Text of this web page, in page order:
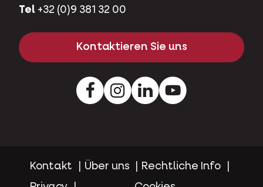
Tel +32 (0)9 381 32 00
Kontaktieren Sie uns
FacebookInstagramLinkedInYoutube
Kontakt Über uns
Rechtliche Info